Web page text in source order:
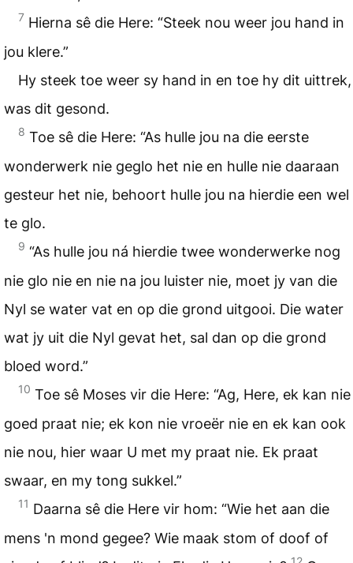
7 Hierna sê die Here: “Steek nou weer jou hand in
jou klere.”
Hy steek toe weer sy hand in en toe hy dit uittrek,
was dit gesond.
8 Toe sê die Here: “As hulle jou na die eerste
wonderwerk nie geglo het nie en hulle nie daaraan
gesteur het nie, behoort hulle jou na hierdie een wel
te glo.
9 “As hulle jou ná hierdie twee wonderwerke nog
nie glo nie en nie na jou luister nie, moet jy van die
Nyl se water vat en op die grond uitgooi. Die water
wat jy uit die Nyl gevat het, sal dan op die grond
bloed word.”
10 Toe sê Moses vir die Here: “Ag, Here, ek kan nie
goed praat nie; ek kon nie vroeër nie en ek kan ook
nie nou, hier waar U met my praat nie. Ek praat
swaar, en my tong sukkel.”
11 Daarna sê die Here vir hom: “Wie het aan die
mens 'n mond gegee? Wie maak stom of doof of